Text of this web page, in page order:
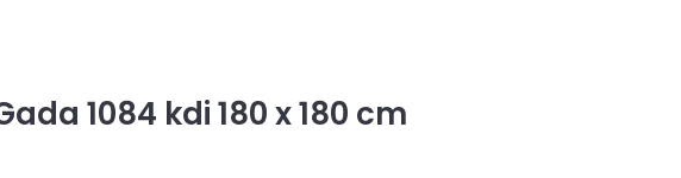
1084 kdi 180 x 180 cm